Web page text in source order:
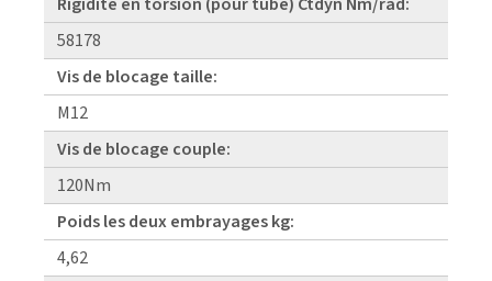
58178
Vis de blocage taille:
M12
Vis de blocage couple:
120Nm
Poids les deux embrayages kg:
4,62